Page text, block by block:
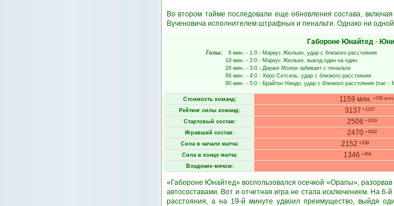
Во втором тайме последовали еще обновления состава,
Вученовича исполнителем штрафных и пенальти. Однако ни
Габороне Юнайтед -
Голы: 6 мин. - 1:0 - Маркус Жюльен, удар с близкого расстояния
19 мин. - 2:0 - Маркус Жюльен, выход один на один
26 мин. - 3:0 - Диранг Молои забивает с пенальти
69 мин. - 4:0 - Херо Сетсиль, удар с близкого расстояния
90 мин. - 5:0 - Брайтон Ниндо, удар с близкого расстояния (пас -
Стоимость команд: 1159 млн. +535 млн.
Рейтинг силы команд: 3137 +1157
Стартовый состав: 2506 +1016
Игравший состав: 2470 +1002
Сила в начале матча: 2152 +638
Сила в конце матча: 1346 +454
Владение мячом:
«Габороне Юнайтед» воспользовался осечкой «Орапы»,
автосоставами. Вот и отчетная игра не стала исключением. На
расстояния, а на 19-й минуте удвоил преимущество, выйдя